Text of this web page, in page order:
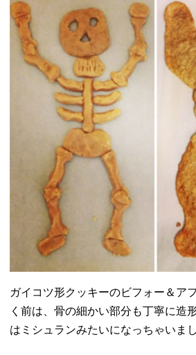
ガイコツ形クッキーのビフォー＆ア
く前は、骨の細かい部分も丁寧に造
はミシュランみたいになっちゃいまし